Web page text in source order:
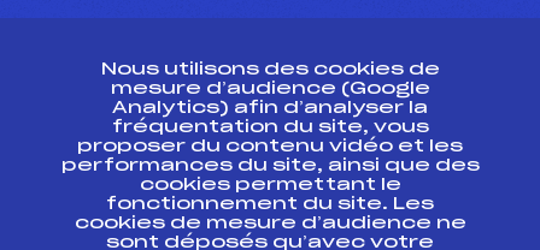
Ressources
Pass’Neige
Projet sportif fédéral
Projet de performance fédéral
Nous utilisons des cookies de
mesure d’audience (Google
Analytics) afin d’analyser la
fréquentation du site, vous
proposer du contenu vidéo et les
performances du site, ainsi que des
cookies permettant le
fonctionnement du site. Les
cookies de mesure d’audience ne
sont déposés qu’avec votre